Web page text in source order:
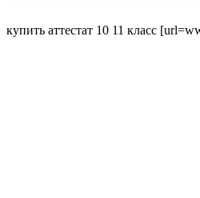
купить аттестат 10 11 класс